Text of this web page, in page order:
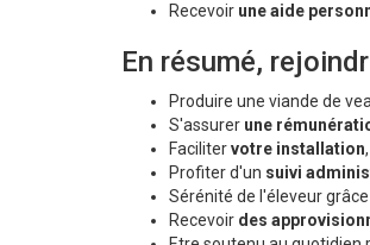
Recevoir une aide
En résumé,
Produire une viande de
S'assurer une
Facilitervotre installation,
Profiter d'un suivi
Sérénité de l'éleveur grâce
Recevoir des